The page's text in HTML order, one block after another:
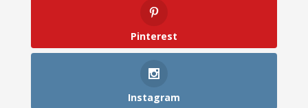
Pinterest
Instagram